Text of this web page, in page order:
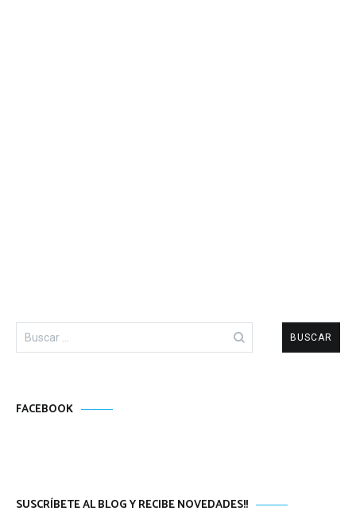
Buscar:
FACEBOOK
SUSCRÍBETE AL BLOG Y RECIBE NOVEDADES!!